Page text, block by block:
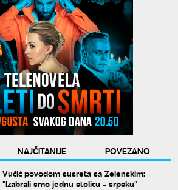
NAJČITANIJE
POVEZANO
Vučić povodom susreta sa Zelenskim:
"Izabrali smo jednu stolicu - srpsku"